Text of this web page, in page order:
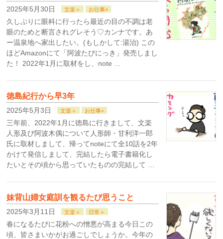
2025年5月30日 文楽＋ お仕事+
久しぶりに眼科に行ったら最近の目の不調は老
眼のためと断言されグレそう♡カンナです。あ
ー温泉地へ家出したい。(もしかして:湯治) この
ほどAmazonにて「阿波たびにっき」発売しまし
た！ 2022年1月に取材をし、note …
徳島紀行から早3年
2025年5月3日 文楽＋ お仕事+
三年前、2022年1月に徳島に行きまして、文楽
人形及び阿波木偶について人形師・甘利洋一郎
氏に取材しまして、帰ってnoteにて全10話を2年
かけて発信しまして、完結したら電子書籍化し
たいとその頃から思っていたものの完結して …
妹背山婦女庭訓を観るたび思うこと
2025年3月11日 文楽＋ 日常＋
春になるたびに花粉への憎悪が高まる今日この
頃、皆さまいかがお過ごしでしょうか。今年の